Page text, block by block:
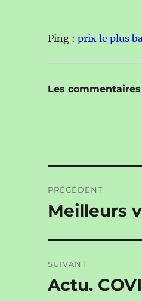
Ping :prix le plus
Les
de
PRÉCÉDENT
Publication
Meilleurs
SUIVANT
Publication
Actu.